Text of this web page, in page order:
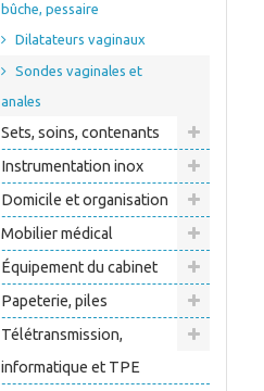
bûche, pessaire
Dilatateurs vaginaux
Sondes vaginales et
anales
Sets, soins, contenants
Instrumentation inox
Domicile et organisation
Mobilier médical
Équipement du cabinet
Papeterie, piles
Télétransmission,
informatique et TPE